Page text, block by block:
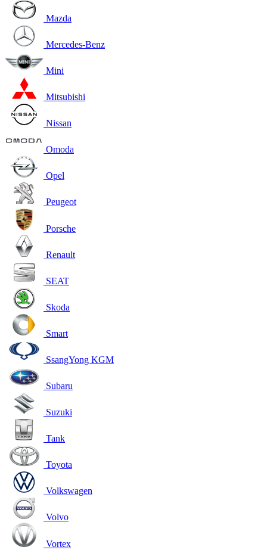
Mazda
Mercedes-Benz
Mini
Mitsubishi
Nissan
Omoda
Opel
Peugeot
Porsche
Renault
SEAT
Skoda
Smart
SsangYong KGM
Subaru
Suzuki
Tank
Toyota
Volkswagen
Volvo
Vortex